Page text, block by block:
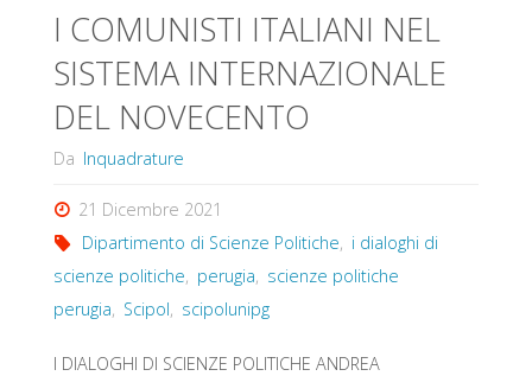
I COMUNISTI ITALIANI NEL
SISTEMA INTERNAZIONALE
DEL NOVECENTO
Da Inquadrature
21 Dicembre 2021
Dipartimento di Scienze Politiche, i dialoghi di
scienze politiche, perugia, scienze politiche
perugia, Scipol, scipolunipg
I DIALOGHI DI SCIENZE POLITICHE ANDREA